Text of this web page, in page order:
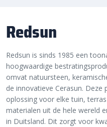
Redsun
Redsun is sinds 1985 een
hoogwaardige
omvat natuursteen,
de innovatieve Cerasun.
oplossing voor elke tuin,
materialen uit de hele wereld
in Duitsland. Dit zorgt voor